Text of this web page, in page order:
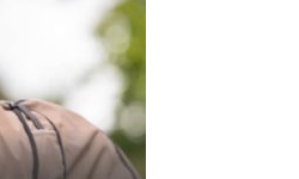
auf
der
Produktseite
gewählt